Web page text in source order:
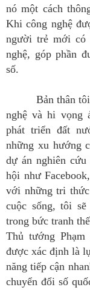
nó một cách
Khi công nghệ
người trẻ mới có
nghệ, góp phần
số.
Bản thân tôi,
nghệ và hi vọng
phát triển đất
những xu hướng
dự án nghiên cứu
hội như
với những tri
cuộc sống, tôi
trong bức tranh
Thủ tướng
được xác định là
năng tiếp cận
chuyển đổi số